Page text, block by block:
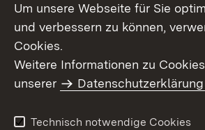
Benutzungshinweise
Erklärung
Um unsere Webseite für Sie
und verbessern zu können,
Cookies.
Weitere Informationen zu
unserer
Datenschutzerklärung
Technisch notwendige Cookies